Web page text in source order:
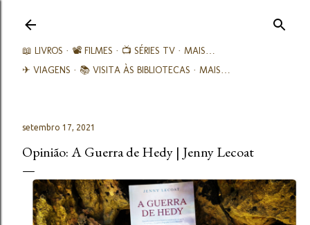
📖 LIVROS 📽️ FILMES 📺 SÉRIES TV
MAIS…
✈ VIAGENS
📚︎ VISITA ÀS BIBLIOTECAS MAIS…
setembro 17, 2021
Opinião: A Guerra de Hedy | Jenny Lecoat